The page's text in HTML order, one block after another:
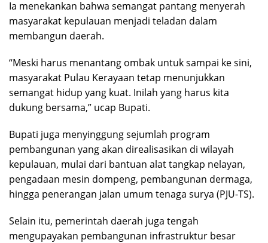
Ia menekankan bahwa semangat pantang menyerah
masyarakat kepulauan menjadi teladan dalam
membangun daerah.
“Meski harus menantang ombak untuk sampai ke sini,
masyarakat Pulau Kerayaan tetap menunjukkan
semangat hidup yang kuat. Inilah yang harus kita
dukung bersama,” ucap Bupati.
Bupati juga menyinggung sejumlah program
pembangunan yang akan direalisasikan di wilayah
kepulauan, mulai dari bantuan alat tangkap nelayan,
pengadaan mesin dompeng, pembangunan dermaga,
hingga penerangan jalan umum tenaga surya (PJU-TS).
Selain itu, pemerintah daerah juga tengah
mengupayakan pembangunan infrastruktur besar